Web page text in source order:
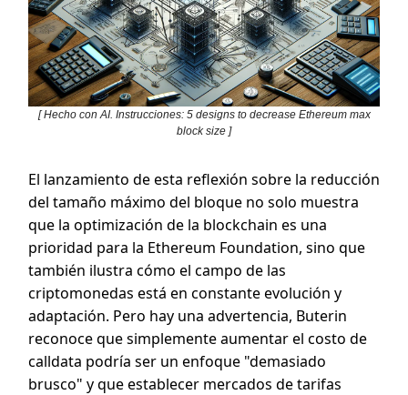
[ Hecho con AI. Instrucciones: 5 designs to decrease Ethereum max
block size ]
El lanzamiento de esta reflexión sobre la reducción
del tamaño máximo del bloque no solo muestra
que la optimización de la blockchain es una
prioridad para la Ethereum Foundation, sino que
también ilustra cómo el campo de las
criptomonedas está en constante evolución y
adaptación. Pero hay una advertencia, Buterin
reconoce que simplemente aumentar el costo de
calldata podría ser un enfoque "demasiado
brusco" y que establecer mercados de tarifas